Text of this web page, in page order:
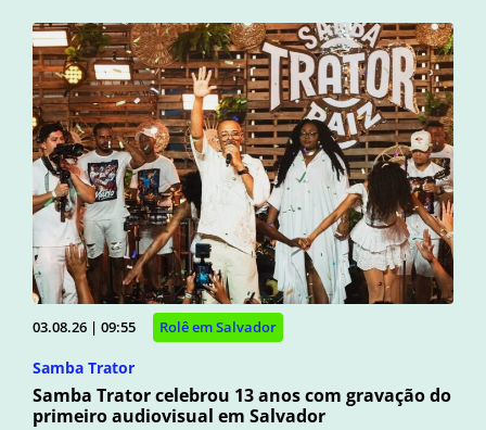
03.08.26 | 09:55 Rolê em Salvador
Samba Trator
Samba Trator celebrou 13 anos com gravação do
primeiro audiovisual em Salvador